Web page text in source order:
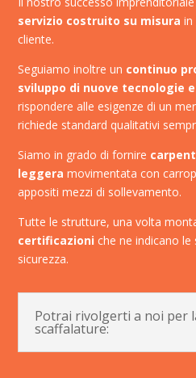
servizio costruito su misura in
cliente.
Seguiamo inoltre un continuo
sviluppo di nuove tecnologie
rispondere alle esigenze di un
richiede standard qualitativi
Siamo in grado di fornire
leggera movimentata con
appositi mezzi di sollevamento.
Tutte le strutture, una volta
certificazioni che ne indicano le
sicurezza.
Potrai rivolgerti a noi per
scaffalature: